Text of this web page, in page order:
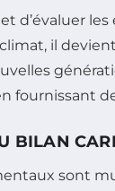
d’évaluer
il
fournissant
BILAN
sont